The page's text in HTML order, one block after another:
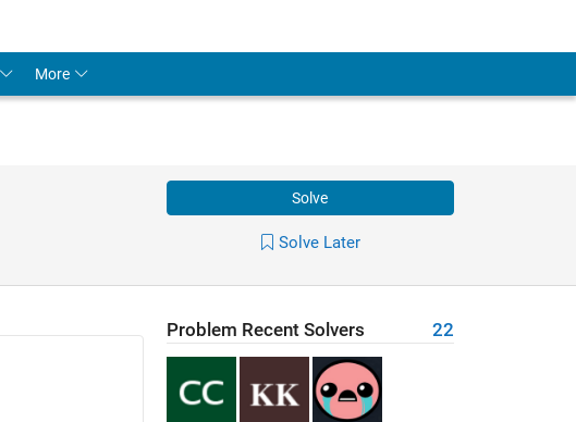
More
Solve
Solve Later
Problem Recent Solvers 22